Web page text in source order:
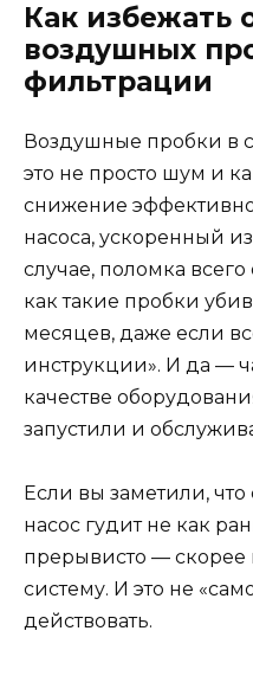
Как избежать
воздушных
фильтрации
Воздушные пробки в
это не просто шум и
снижение
насоса, ускоренный
случае, поломка
как такие пробки
месяцев, даже если
инструкции». И да —
качестве
запустили и
Если вы заметили,
насос гудит не как
прерывисто — скорее
систему. И это не
действовать.